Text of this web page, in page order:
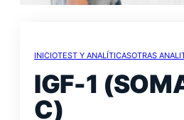
INICIOTEST Y ANALÍTICASOTRAS
IGF-1
C)